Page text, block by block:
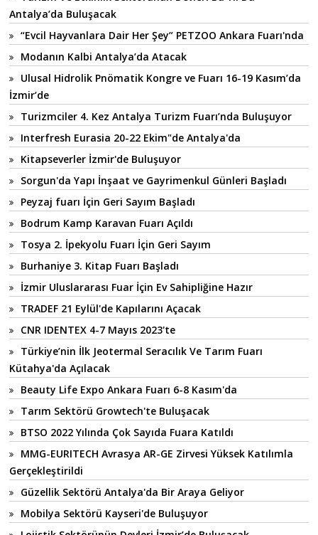
Antalya’da Buluşacak
“Evcil Hayvanlara Dair Her Şey” PETZOO Ankara Fuarı'nda
Modanın Kalbi Antalya’da Atacak
Ulusal Hidrolik Pnömatik Kongre ve Fuarı 16-19 Kasım’da
İzmir’de
Turizmciler 4. Kez Antalya Turizm Fuarı’nda Buluşuyor
Interfresh Eurasia 20-22 Ekim"de Antalya'da
Kitapseverler İzmir'de Buluşuyor
Sorgun'da Yapı İnşaat ve Gayrimenkul Günleri Başladı
Peyzaj fuarı İçin Geri Sayım Başladı
Bodrum Kamp Karavan Fuarı Açıldı
Tosya 2. İpekyolu Fuarı İçin Geri Sayım
Burhaniye 3. Kitap Fuarı Başladı
İzmir Uluslararası Fuar İçin Ev Sahipliğine Hazır
TRADEF 21 Eylül'de Kapılarını Açacak
CNR IDENTEX 4-7 Mayıs 2023'te
Türkiye’nin İlk Jeotermal Seracılık Ve Tarım Fuarı
Kütahya'da Açılacak
Beauty Life Expo Ankara Fuarı 6-8 Kasım'da
Tarım Sektörü Growtech'te Buluşacak
BTSO 2022 Yılında Çok Sayıda Fuara Katıldı
MMG-EURITECH Avrasya AR-GE Zirvesi Yüksek Katılımla
Gerçekleştirildi
Güzellik Sektörü Antalya'da Bir Araya Geliyor
Mobilya Sektörü Kayseri'de Buluşuyor